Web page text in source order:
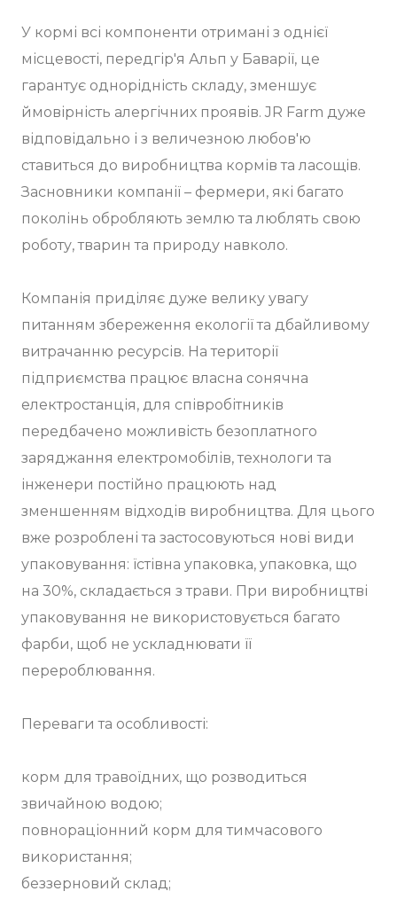
У кормі всі компоненти отримані з однієї
місцевості, передгір'я Альп у Баварії, це
гарантує однорідність складу, зменшує
ймовірність алергічних проявів. JR Farm дуже
відповідально і з величезною любов'ю
ставиться до виробництва кормів та ласощів.
Засновники компанії – фермери, які багато
поколінь обробляють землю та люблять свою
роботу, тварин та природу навколо.
Компанія приділяє дуже велику увагу
питанням збереження екології та дбайливому
витрачанню ресурсів. На території
підприємства працює власна сонячна
електростанція, для співробітників
передбачено можливість безоплатного
заряджання електромобілів, технологи та
інженери постійно працюють над
зменшенням відходів виробництва. Для цього
вже розроблені та застосовуються нові види
упаковування: їстівна упаковка, упаковка, що
на 30%, складається з трави. При виробництві
упаковування не використовується багато
фарби, щоб не ускладнювати її
перероблювання.
Переваги та особливості:
корм для травоїдних, що розводиться
звичайною водою;
повнораціонний корм для тимчасового
використання;
беззерновий склад;